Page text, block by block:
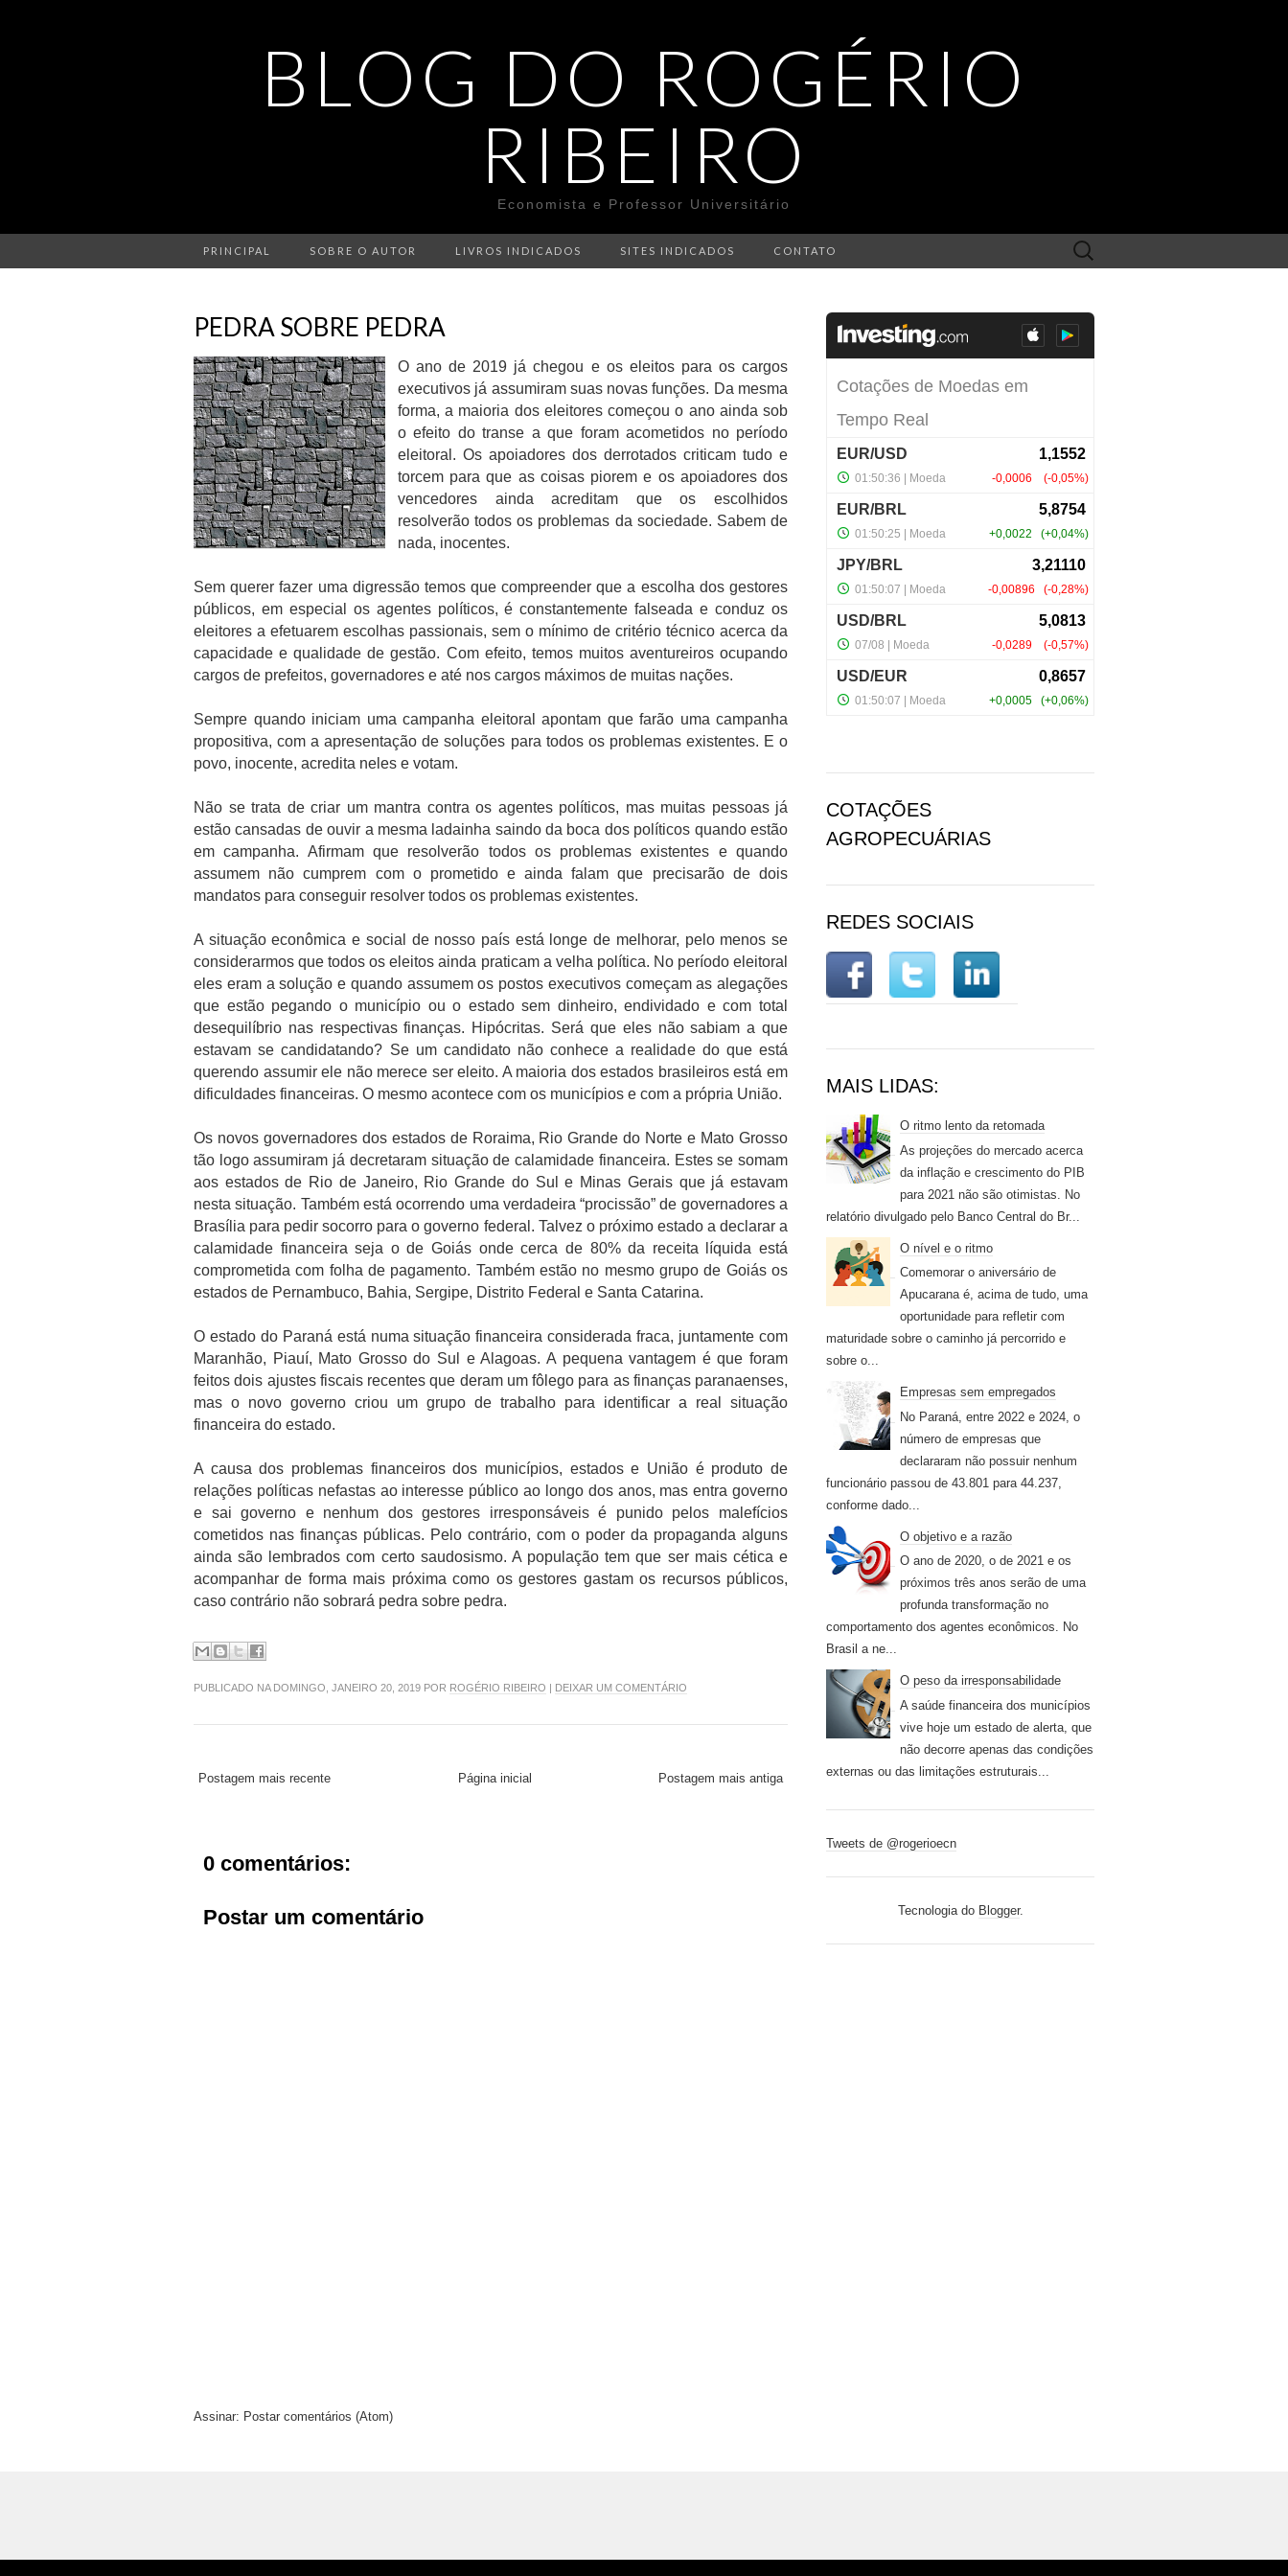
BLOG DO ROGÉRIO
RIBEIRO
Economista e Professor Universitário
PRINCIPAL SOBRE O AUTOR LIVROS INDICADOS SITES INDICADOS CONTATO
Search
for:
PEDRA SOBRE PEDRA
O ano de 2019 já chegou e os eleitos para os cargos
executivos já assumiram suas novas funções. Da mesma
forma, a maioria dos eleitores começou o ano ainda sob
o efeito do transe a que foram acometidos no período
eleitoral. Os apoiadores dos derrotados criticam tudo e
torcem para que as coisas piorem e os apoiadores dos
vencedores ainda acreditam que os escolhidos
resolverão todos os problemas da sociedade. Sabem de
nada, inocentes.
Sem querer fazer uma digressão temos que compreender que a escolha dos gestores
públicos, em especial os agentes políticos, é constantemente falseada e conduz os
eleitores a efetuarem escolhas passionais, sem o mínimo de critério técnico acerca da
capacidade e qualidade de gestão. Com efeito, temos muitos aventureiros ocupando
cargos de prefeitos, governadores e até nos cargos máximos de muitas nações.
Sempre quando iniciam uma campanha eleitoral apontam que farão uma campanha
propositiva, com a apresentação de soluções para todos os problemas existentes. E o
povo, inocente, acredita neles e votam.
Não se trata de criar um mantra contra os agentes políticos, mas muitas pessoas já
estão cansadas de ouvir a mesma ladainha saindo da boca dos políticos quando estão
em campanha. Afirmam que resolverão todos os problemas existentes e quando
assumem não cumprem com o prometido e ainda falam que precisarão de dois
mandatos para conseguir resolver todos os problemas existentes.
A situação econômica e social de nosso país está longe de melhorar, pelo menos se
considerarmos que todos os eleitos ainda praticam a velha política. No período eleitoral
eles eram a solução e quando assumem os postos executivos começam as alegações
que estão pegando o município ou o estado sem dinheiro, endividado e com total
desequilíbrio nas respectivas finanças. Hipócritas. Será que eles não sabiam a que
estavam se candidatando? Se um candidato não conhece a realidade do que está
querendo assumir ele não merece ser eleito. A maioria dos estados brasileiros está em
dificuldades financeiras. O mesmo acontece com os municípios e com a própria União.
Os novos governadores dos estados de Roraima, Rio Grande do Norte e Mato Grosso
tão logo assumiram já decretaram situação de calamidade financeira. Estes se somam
aos estados de Rio de Janeiro, Rio Grande do Sul e Minas Gerais que já estavam
nesta situação. Também está ocorrendo uma verdadeira “procissão” de governadores a
Brasília para pedir socorro para o governo federal. Talvez o próximo estado a declarar a
calamidade financeira seja o de Goiás onde cerca de 80% da receita líquida está
comprometida com folha de pagamento. Também estão no mesmo grupo de Goiás os
estados de Pernambuco, Bahia, Sergipe, Distrito Federal e Santa Catarina.
O estado do Paraná está numa situação financeira considerada fraca, juntamente com
Maranhão, Piauí, Mato Grosso do Sul e Alagoas. A pequena vantagem é que foram
feitos dois ajustes fiscais recentes que deram um fôlego para as finanças paranaenses,
mas o novo governo criou um grupo de trabalho para identificar a real situação
financeira do estado.
A causa dos problemas financeiros dos municípios, estados e União é produto de
relações políticas nefastas ao interesse público ao longo dos anos, mas entra governo
e sai governo e nenhum dos gestores irresponsáveis é punido pelos malefícios
cometidos nas finanças públicas. Pelo contrário, com o poder da propaganda alguns
ainda são lembrados com certo saudosismo. A população tem que ser mais cética e
acompanhar de forma mais próxima como os gestores gastam os recursos públicos,
caso contrário não sobrará pedra sobre pedra.
PUBLICADO NA DOMINGO, JANEIRO 20, 2019 POR ROGÉRIO RIBEIRO | DEIXAR UM COMENTÁRIO
Postagem mais recente Postagem mais antiga
Página inicial
0 comentários:
Postar um comentário
Assinar: Postar comentários (Atom)
COTAÇÕES
AGROPECUÁRIAS
REDES SOCIAIS
MAIS LIDAS:
O ritmo lento da retomada
As projeções do mercado acerca
da inflação e crescimento do PIB
para 2021 não são otimistas. No
relatório divulgado pelo Banco Central do Br...
O nível e o ritmo
Comemorar o aniversário de
Apucarana é, acima de tudo, uma
oportunidade para refletir com
maturidade sobre o caminho já percorrido e
sobre o...
Empresas sem empregados
No Paraná, entre 2022 e 2024, o
número de empresas que
declararam não possuir nenhum
funcionário passou de 43.801 para 44.237,
conforme dado...
O objetivo e a razão
O ano de 2020, o de 2021 e os
próximos três anos serão de uma
profunda transformação no
comportamento dos agentes econômicos. No
Brasil a ne...
O peso da irresponsabilidade
A saúde financeira dos municípios
vive hoje um estado de alerta, que
não decorre apenas das condições
externas ou das limitações estruturais...
Tweets de @rogerioecn
Tecnologia do Blogger.